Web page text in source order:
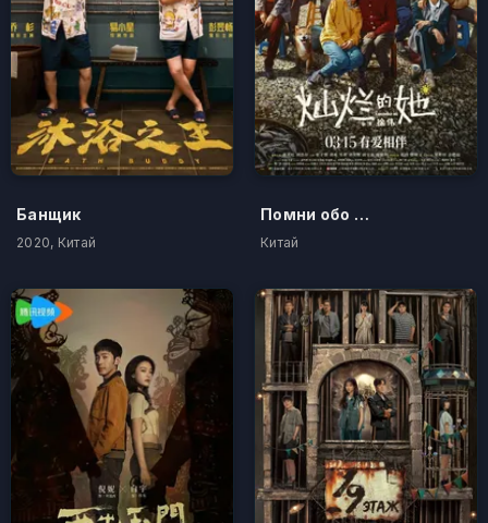
Банщик
2020, Китай
Помни обо мне
Китай